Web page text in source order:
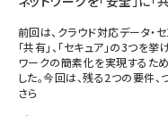
前回は、クラウド対応データ・
「共有」、「セキュア」の3つを
ワークの簡素化を実現するた
した。今回は、残る2つの要件、
さら